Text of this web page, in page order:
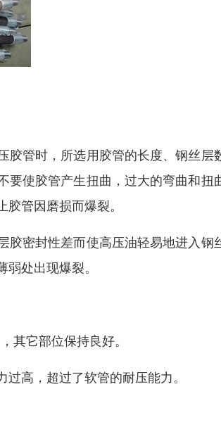
胶管时，所选用胶管的长度、钢丝
要使胶管产生扭曲，过大的弯曲和
管因磨损而爆裂。
胶密封性差而使高压油轻易地进入
处出现爆裂。
其它部位保持良好。
高，超过了软管的耐压能力。